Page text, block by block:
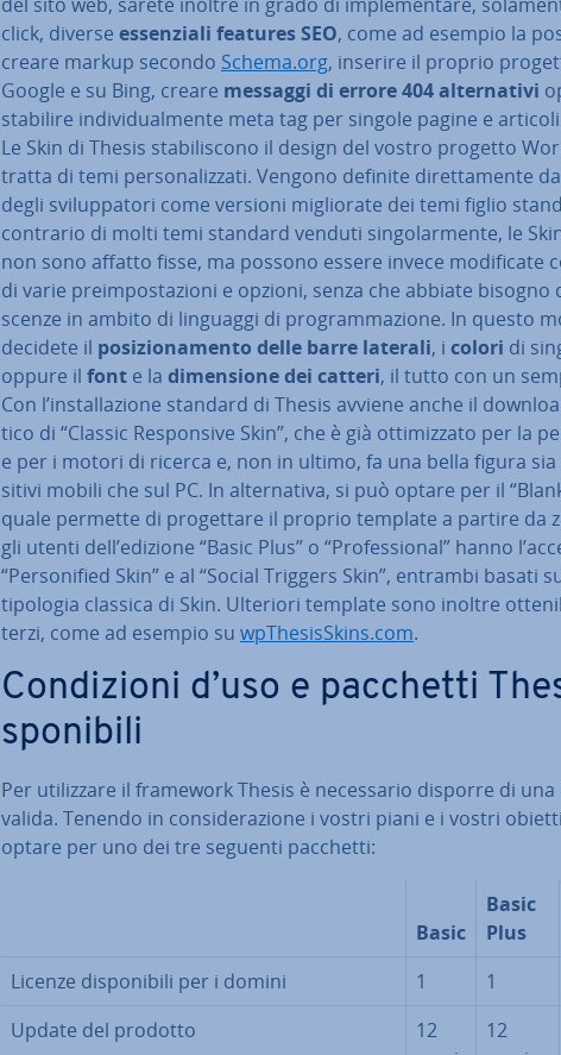
click, diverse es­sen­zia­li features SEO, come ad esempio la
creare markup secondo Schema.org, inserire il proprio
Google e su Bing, creare messaggi di errore 404 al­ter­na­ti­vi
stabilire in­di­vi­dual­men­te meta tag per singole pagine e
Le Skin di Thesis sta­bi­li­sco­no il design del vostro progetto
tratta di temi per­so­na­liz­za­ti. Vengono definite di­ret­ta­men­te
degli svi­lup­pa­to­ri come versioni mi­glio­ra­te dei temi figlio
contrario di molti temi standard venduti sin­go­lar­men­te, le
non sono affatto fisse, ma possono essere invece mo­di­fi­ca­te
di varie pre­im­po­sta­zio­ni e opzioni, senza che abbiate
scen­ze in ambito di linguaggi di pro­gram­ma­zio­ne. In questo
decidete il po­si­zio­na­men­to delle barre laterali, i colori di
oppure il font e la di­men­sio­ne dei catteri, il tutto con un
Con l’in­stal­la­zio­ne standard di Thesis avviene anche il
ti­co di “Classic Re­spon­si­ve Skin”, che è già ot­ti­miz­za­to per la
e per i motori di ricerca e, non in ultimo, fa una bella figura
si­ti­vi mobili che sul PC. In al­ter­na­ti­va, si può optare per il
quale permette di pro­get­ta­re il proprio template a partire da
gli utenti dell’edizione “Basic Plus” o “Pro­fes­sio­nal” hanno
“Per­so­ni­fied Skin” e al “Social Triggers Skin”, entrambi basati
tipologia classica di Skin. Ulteriori template sono inoltre
terzi, come ad esempio su wp­The­sis­Skins.com.
Con­di­zio­ni d’uso e pacchetti
spo­ni­bi­li
Per uti­liz­za­re il framework Thesis è ne­ces­sa­rio disporre di una
valida. Tenendo in con­si­de­ra­zio­ne i vostri piani e i vostri
optare per uno dei tre seguenti pacchetti:
Basic
Basic
Plus
Licenze di­spo­ni­bi­li per i domini
1 1
Update del prodotto
12
12